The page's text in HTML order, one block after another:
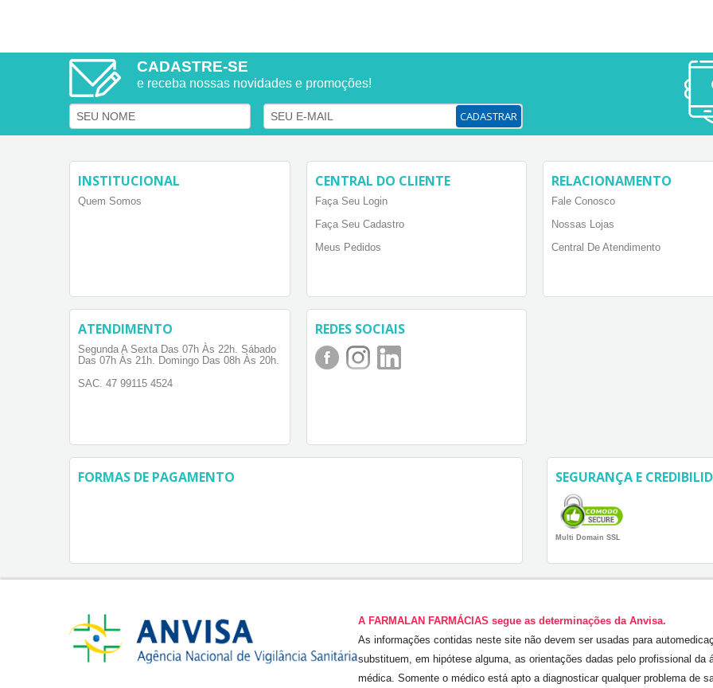
CADASTRE-SE
e receba nossas novidades e promoções!
CADASTRAR
INSTITUCIONAL
Quem Somos
CENTRAL DO CLIENTE
Faça Seu Login
Faça Seu Cadastro
Meus Pedidos
RELACIONAMENTO
Fale Conosco
Nossas Lojas
Central De Atendimento
ATENDIMENTO
Segunda A Sexta Das 07h Às 22h. Sábado
Das 07h Às 21h. Domingo Das 08h Às 20h.
SAC. 47 99115 4524
REDES SOCIAIS
FORMAS DE PAGAMENTO SEGURANÇA E
Multi Domain SSL
A FARMALAN FARMÁCIAS segue as determinações da Anvisa.
As informações contidas neste site não devem ser usadas para
substituem, em hipótese alguma, as orientações dadas pelo profissional da
médica. Somente o médico está apto a diagnosticar qualquer problema de